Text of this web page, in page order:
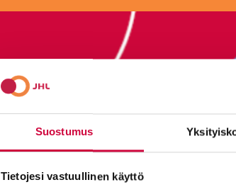
Suostumus
Tietojesi vastuullinen käyttö